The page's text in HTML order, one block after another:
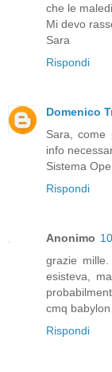
che le
Mi devo
Sara
Rispondi
Domenico
Sara, come
info
Sistema
Rispondi
Anonimo
grazie
esisteva,
cmq
Rispondi